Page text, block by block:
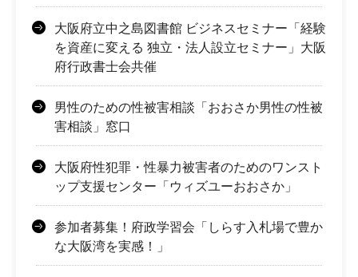
大阪府立中之島図書館 ビジネスセミナー「経験
を資産に変える 独立・法人設立セミナー」大阪
府行政書士会共催
男性のための性被害相談「おおさか男性の性被
害相談」窓口
大阪府性犯罪・性暴力被害者のためのワンスト
ップ支援センター「ウィズユーおおさか」
参加者募集！府政学習会「しらす入札場で豊か
な大阪湾を実感！」